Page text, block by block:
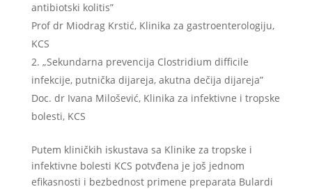
antibiotski kolitis”
Prof dr Miodrag Krstić, Klinika za gastroenterologiju,
KCS
„Sekundarna prevencija Clostridium difficile
infekcije, putnička dijareja, akutna dečija dijareja”
Doc. dr Ivana Milošević, Klinika za infektivne i tropske
bolesti, KCS
Putem kliničkih iskustava sa Klinike za tropske i
infektivne bolesti KCS potvđena je još jednom
efikasnosti i bezbednost primene preparata Bulardi